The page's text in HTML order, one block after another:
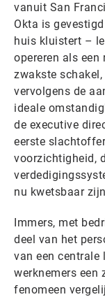
vanuit San
Okta is
huis kluistert –
opereren als een
zwakste
vervolgens de
ideale
de executive
eerste
voorzichtigheid,
nu kwetsbaar
Immers, met
deel van het
van een centrale
werknemers een
fenomeen